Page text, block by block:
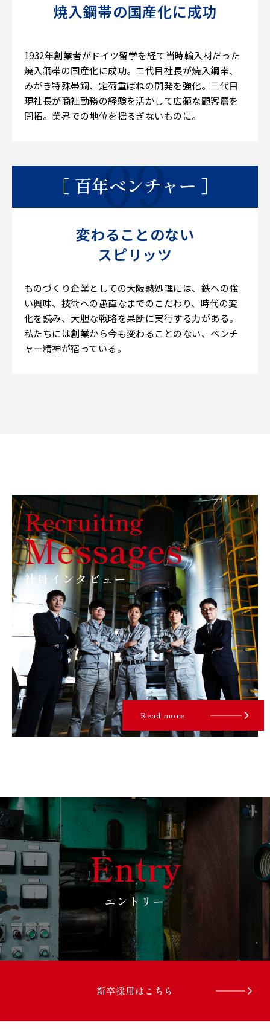
焼入鋼帯の国産化に成功
1932年創業者がドイツ留学を経て当時輸入材だった
焼入鋼帯の国産化に成功。二代目社長が焼入鋼帯、
みがき特殊帯鋼、定荷重ばねの開発を強化。三代目
現社長が商社勤務の経験を活かして広範な顧客層を
開拓。業界での地位を揺るぎないものに。
［ 百年ベンチャー ］
変わることのない
スピリッツ
ものづくり企業としての大阪熱処理には、鉄への強
い興味、技術への愚直なまでのこだわり、時代の変
化を読み、大胆な戦略を果断に実行する力がある。
私たちには創業から今も変わることのない、ベンチ
ャー精神が宿っている。
Recruiting
Messages
社員インタビュー
Read more
Entry
エントリー
新卒採用はこちら